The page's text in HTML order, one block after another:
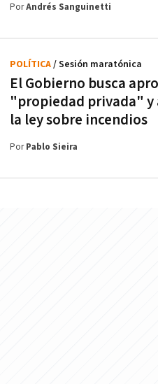
PorAndrés Sanguinetti
El Gobierno busca
"propiedad privada" y
la ley sobre incendios
POLÍTICA/ Sesión maratónica
PorPablo Sieira